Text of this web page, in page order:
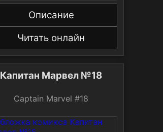
Описание
Читать онлайн
Капитан Марвел №18
Captain Marvel #18